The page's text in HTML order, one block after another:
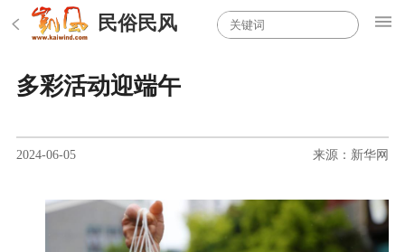
民俗民风
多彩活动迎端午
2024-06-05 来源：新华网